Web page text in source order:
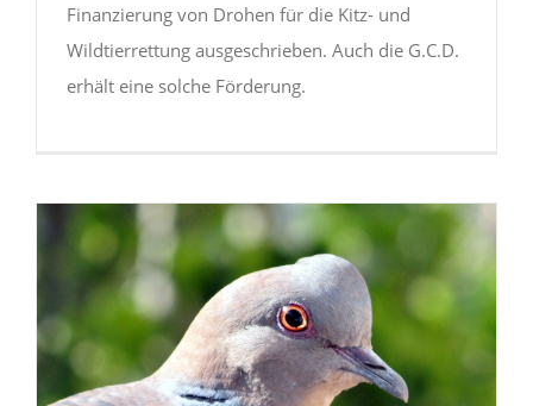
Finanzierung von Drohen für die Kitz- und
Wildtierrettung ausgeschrieben. Auch die G.C.D.
erhält eine solche Förderung.